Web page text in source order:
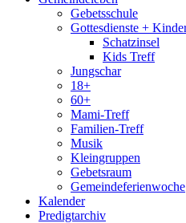
Gebetsschule
Gottesdienste +
Schatzinsel
Kids Treff
Jungschar
18+
60+
Mami-Treff
Familien-Treff
Musik
Kleingruppen
Gebetsraum
Gemeindeferienwoche
Kalender
Predigtarchiv